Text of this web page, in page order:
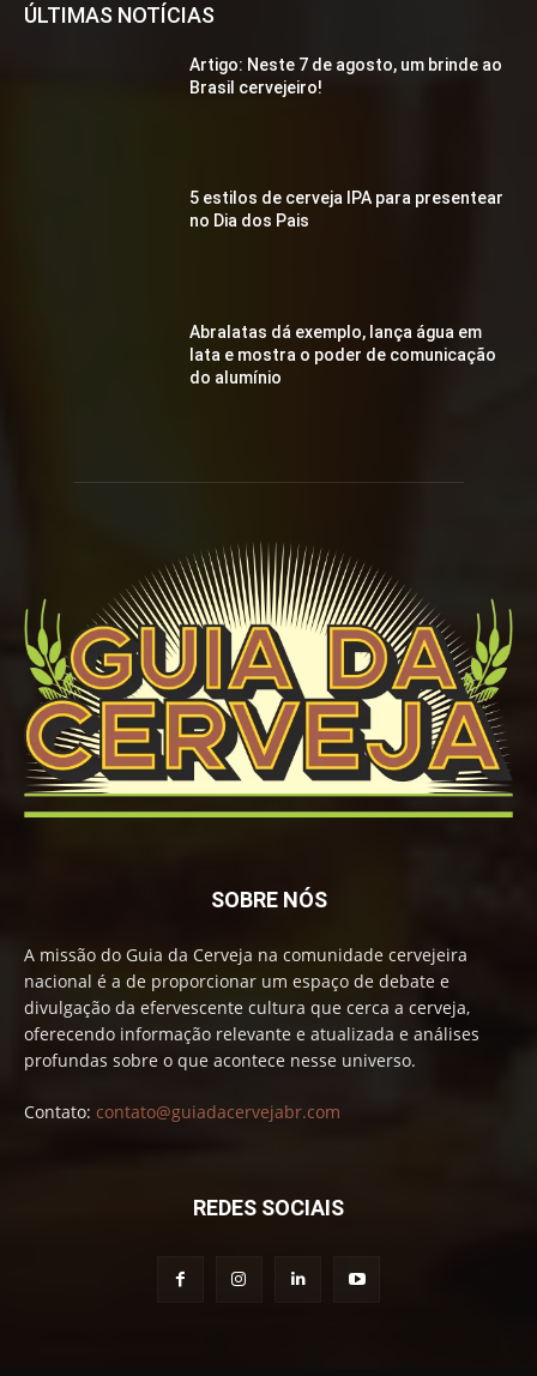
ÚLTIMAS NOTÍCIAS
Artigo: Neste 7 de agosto, um brinde ao
Brasil cervejeiro!
5 estilos de cerveja IPA para presentear
no Dia dos Pais
Abralatas dá exemplo, lança água em
lata e mostra o poder de comunicação
do alumínio
SOBRE NÓS
A missão do Guia da Cerveja na comunidade cervejeira
nacional é a de proporcionar um espaço de debate e
divulgação da efervescente cultura que cerca a cerveja,
oferecendo informação relevante e atualizada e análises
profundas sobre o que acontece nesse universo.
Contato: contato@guiadacervejabr.com
REDES SOCIAIS